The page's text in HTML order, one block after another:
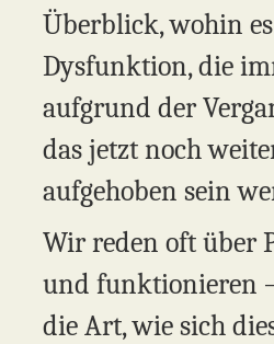
Überblick, wohin
Dysfunktion, die
aufgrund der
das jetzt noch
aufgehoben sein
Wir reden oft über
und funktionieren
die Art, wie sich